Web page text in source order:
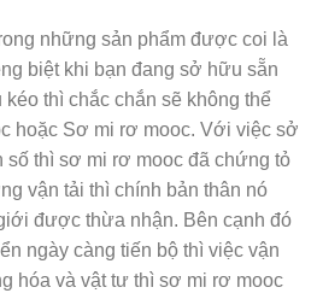
những sản phẩm được coi là
biệt khi bạn đang sở hữu sẵn
thì chắc chắn sẽ không thể
hoặc Sơ mi rơ mooc. Với việc sở
số thì sơ mi rơ mooc đã chứng tỏ
vận tải thì chính bản thân nó
được thừa nhận. Bên cạnh đó
ngày càng tiến bộ thì việc vận
hóa và vật tư thì sơ mi rơ mooc